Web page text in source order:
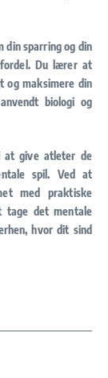
din sparring og din
Du lærer at
og maksimere din
biologi og
at give atleter de
spil. Ved at
med praktiske
det mentale
hvor dit sind